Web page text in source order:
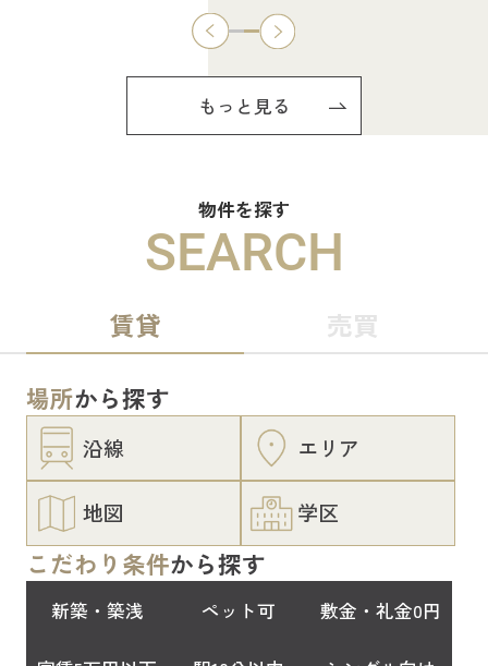
もっと見る
物件を探す
SEARCH
賃貸 売買
場所から探す
沿線 エリア
地図 学区
こだわり条件から探す
新築・築浅 ペット可 敷金・礼金0円